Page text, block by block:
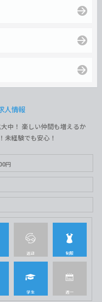
人情報
中！ 楽しい仲間も増えるか
未経験でも安心！
円
送迎 制服
学生 週一